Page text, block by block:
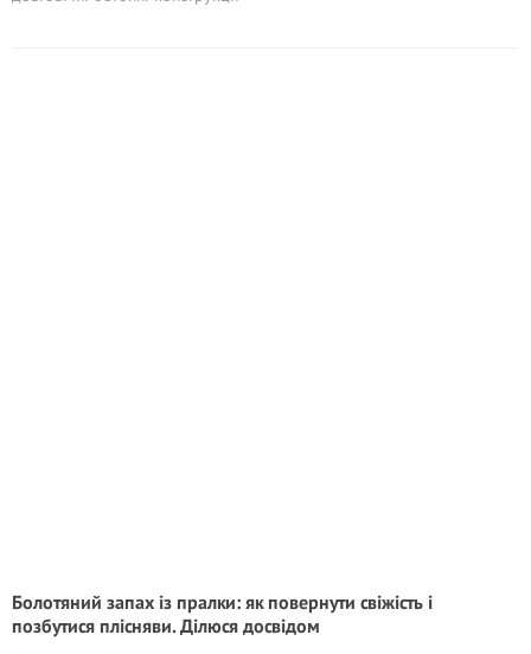
Болотяний запах із пралки: як повернути свіжість і
позбутися плісняви. Ділюся досвідом